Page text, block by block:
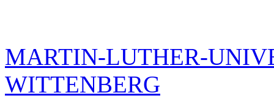
MARTIN-LUTHER-
WITTENBERG